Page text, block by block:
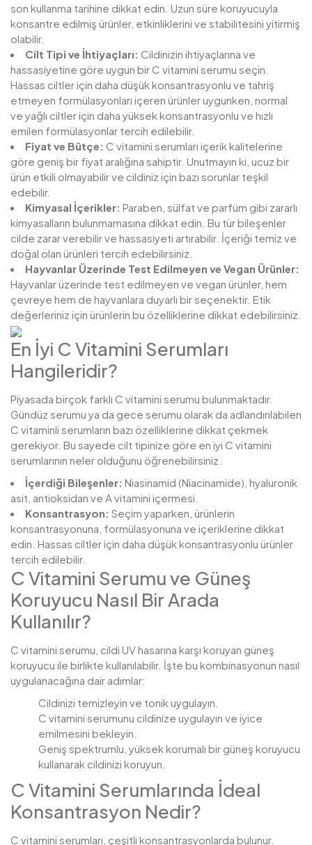
son kullanma tarihine dikkat edin. Uzun süre koruyucuyla
konsantre edilmiş ürünler, etkinliklerini ve stabilitesini yitirmiş
olabilir.
Cilt Tipi ve İhtiyaçları: Cildinizin ihtiyaçlarına ve
hassasiyetine göre uygun bir C vitamini serumu seçin.
Hassas ciltler için daha düşük konsantrasyonlu ve tahriş
etmeyen formülasyonları içeren ürünler uygunken, normal
ve yağlı ciltler için daha yüksek konsantrasyonlu ve hızlı
emilen formülasyonlar tercih edilebilir.
Fiyat ve Bütçe: C vitamini serumları içerik kalitelerine
göre geniş bir fiyat aralığına sahiptir. Unutmayın ki, ucuz bir
ürün etkili olmayabilir ve cildiniz için bazı sorunlar teşkil
edebilir.
Kimyasal İçerikler: Paraben, sülfat ve parfüm gibi zararlı
kimyasalların bulunmamasına dikkat edin. Bu tür bileşenler
cilde zarar verebilir ve hassasiyeti artırabilir. İçeriği temiz ve
doğal olan ürünleri tercih edebilirsiniz.
Hayvanlar Üzerinde Test Edilmeyen ve Vegan Ürünler:
Hayvanlar üzerinde test edilmeyen ve vegan ürünler, hem
çevreye hem de hayvanlara duyarlı bir seçenektir. Etik
değerleriniz için ürünlerin bu özelliklerine dikkat edebilirsiniz.
En İyi C Vitamini Serumları
Hangileridir?
Piyasada birçok farklı C vitamini serumu bulunmaktadır.
Gündüz serumu ya da gece serumu olarak da adlandırılabilen
C vitaminli serumların bazı özelliklerine dikkat çekmek
gerekiyor. Bu sayede cilt tipinize göre en iyi C vitamini
serumlarının neler olduğunu öğrenebilirsiniz.
İçerdiği Bileşenler: Niasinamid (Niacinamide), hyaluronik
asit, antioksidan ve A vitamini içermesi.
Konsantrasyon: Seçim yaparken, ürünlerin
konsantrasyonuna, formülasyonuna ve içeriklerine dikkat
edin. Hassas ciltler için daha düşük konsantrasyonlu ürünler
tercih edilebilir.
C Vitamini Serumu ve Güneş
Koruyucu Nasıl Bir Arada
Kullanılır?
C vitamini serumu, cildi UV hasarına karşı koruyan güneş
koruyucu ile birlikte kullanılabilir. İşte bu kombinasyonun nasıl
uygulanacağına dair adımlar:
Cildinizi temizleyin ve tonik uygulayın.
C vitamini serumunu cildinize uygulayın ve iyice
emilmesini bekleyin.
Geniş spektrumlu, yüksek korumalı bir güneş koruyucu
kullanarak cildinizi koruyun.
C Vitamini Serumlarında İdeal
Konsantrasyon Nedir?
C vitamini serumları, çeşitli konsantrasyonlarda bulunur.